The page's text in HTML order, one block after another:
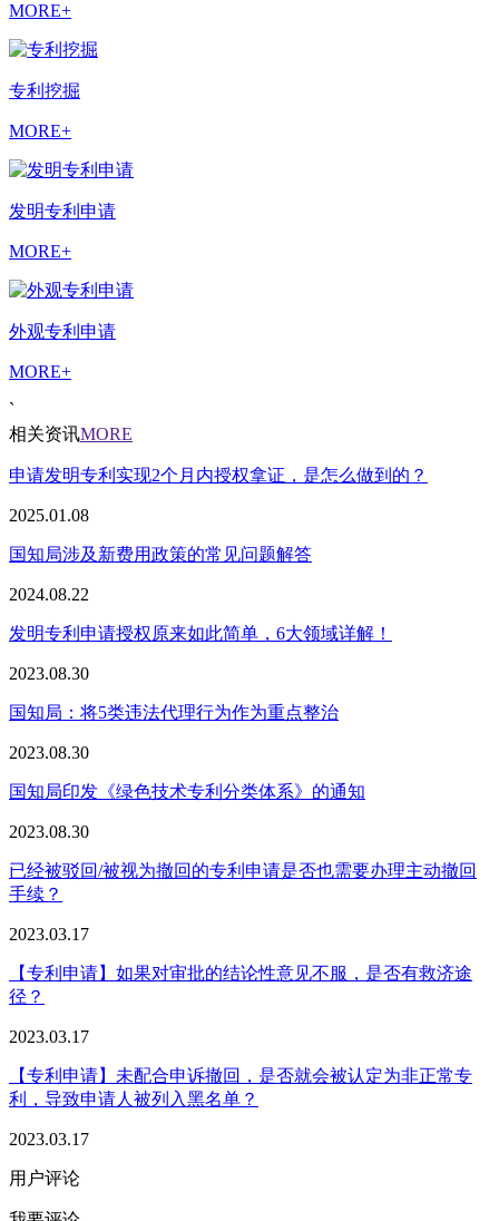
MORE+
专利挖掘
MORE+
发明专利申请
MORE+
外观专利申请
MORE+
`
相关资讯MORE
申请发明专利实现2个月内授权拿证，是怎么做到的？
2025.01.08
国知局涉及新费用政策的常见问题解答
2024.08.22
发明专利申请授权原来如此简单，6大领域详解！
2023.08.30
国知局：将5类违法代理行为作为重点整治
2023.08.30
国知局印发《绿色技术专利分类体系》的通知
2023.08.30
已经被驳回/被视为撤回的专利申请是否也需要办理主动撤回
手续？
2023.03.17
【专利申请】如果对审批的结论性意见不服，是否有救济途
径？
2023.03.17
【专利申请】未配合申诉撤回，是否就会被认定为非正常专
利，导致申请人被列入黑名单？
2023.03.17
用户评论